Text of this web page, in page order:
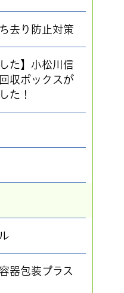
去り防止対策
た】小松川信
収ボックスが
た！
器包装プラス